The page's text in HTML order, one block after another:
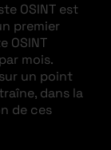
OSINT est
premier
OSINT
mois.
un point
dans la
de ces